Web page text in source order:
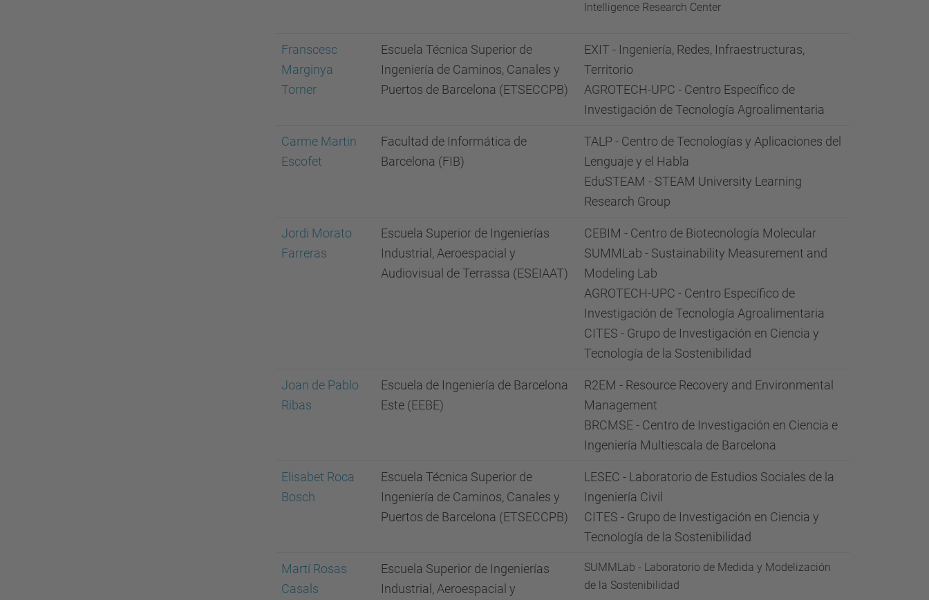
Intelligence Research Center
Franscesc
Marginya
Torner
Escuela Técnica Superior de
Ingeniería de Caminos, Canales y
Puertos de Barcelona (ETSECCPB)
EXIT - Ingeniería, Redes, Infraestructuras,
Territorio
AGROTECH-UPC - Centro Específico de
Investigación de Tecnología Agroalimentaria
Carme Martin
Escofet
Facultad de Informática de
Barcelona (FIB)
TALP - Centro de Tecnologías y Aplicaciones del
Lenguaje y el Habla
EduSTEAM - STEAM University Learning
Research Group
Jordi Morato
Farreras
Escuela Superior de Ingenierías
Industrial, Aeroespacial y
Audiovisual de Terrassa (ESEIAAT)
CEBIM - Centro de Biotecnología Molecular
SUMMLab - Sustainability Measurement and
Modeling Lab
AGROTECH-UPC - Centro Específico de
Investigación de Tecnología Agroalimentaria
CITES - Grupo de Investigación en Ciencia y
Tecnología de la Sostenibilidad
Joan de Pablo
Ribas
Escuela de Ingeniería de Barcelona
Este (EEBE)
R2EM - Resource Recovery and Environmental
Management
BRCMSE - Centro de Investigación en Ciencia e
Ingeniería Multiescala de Barcelona
Elisabet Roca
Bosch
Escuela Técnica Superior de
Ingeniería de Caminos, Canales y
Puertos de Barcelona (ETSECCPB)
LESEC - Laboratorio de Estudios Sociales de la
Ingeniería Civil
CITES - Grupo de Investigación en Ciencia y
Tecnología de la Sostenibilidad
Martí Rosas
Casals
Escuela Superior de Ingenierías
Industrial, Aeroespacial y
SUMMLab - Laboratorio de Medida y Modelización
de la Sostenibilidad